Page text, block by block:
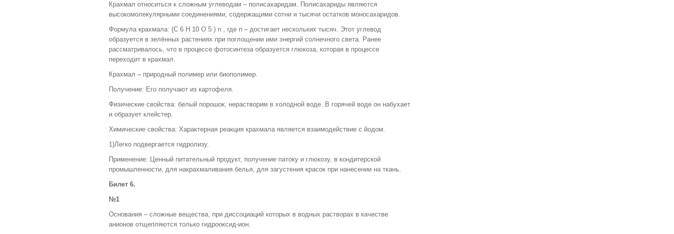
Крахмал относиться к сложным углеводам – полисахаридам. Полисахариды являются
высокомолекулярными соединениями, содержащими сотни и тысячи остатков моносахаридов.
Формула крахмала: (C 6 H 10 O 5 ) n , где n – достигает нескольких тысяч. Этот углевод
образуется в зелённых растениях при поглощении ими энергий солнечного света. Ранее
рассматривалось, что в процессе фотосинтеза образуется глюкоза, которая в процессе
переходит в крахмал.
Крахмал – природный полимер или биополимер.
Получение: Его получают из картофеля.
Физические свойства: белый порошок, нерастворим в холодной воде. В горячей воде он набухает
и образует клейстер.
Химические свойства: Характерная реакция крахмала является взаимодействие с йодом.
1)Легко подвергается гидролизу.
Применение: Ценный питательный продукт, получение патоку и глюкозу, в кондитерской
промышленности, для накрахмаливания белья, для загустения красок при нанесении на ткань.
Билет 6.
№1
Основания – сложные вещества, при диссоциаций которых в водных растворах в качестве
анионов отщепляются только гидрооксид-ион.